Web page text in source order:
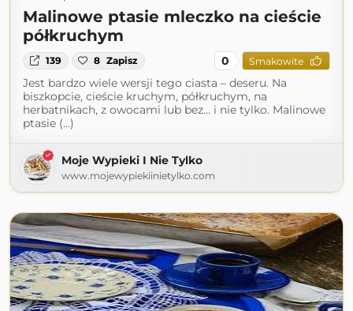
Malinowe ptasie mleczko na cieście
półkruchym
139 8 Zapisz 0 Smakowite
Jest bardzo wiele wersji tego ciasta – deseru. Na
biszkopcie, cieście kruchym, półkruchym, na
herbatnikach, z owocami lub bez… i nie tylko. Malinowe
ptasie (...)
Moje Wypieki I Nie Tylko
www.mojewypiekiinietylko.com